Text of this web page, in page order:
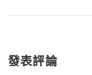
發表評論